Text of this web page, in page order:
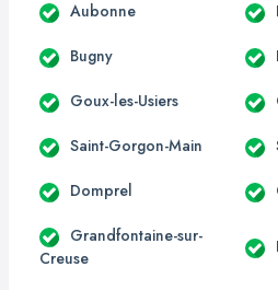
Aubonne
Bugny
Goux-les-Usiers
Saint-Gorgon-Main
Domprel
Grandfontaine-sur-
Creuse